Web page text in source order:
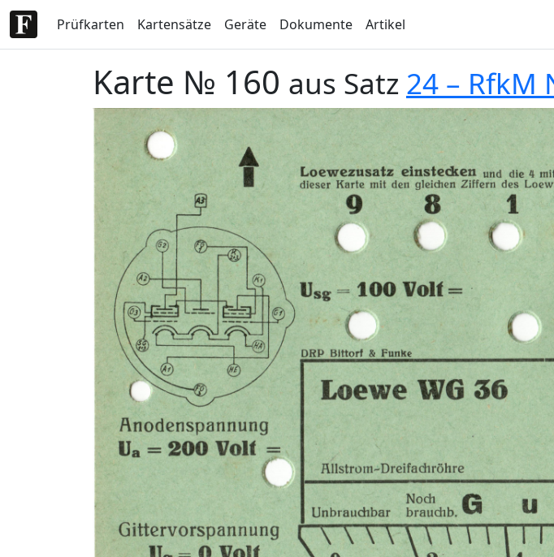
Prüfkarten Kartensätze Geräte Dokumente Artikel
Karte № 160 aus Satz 24 – RfkM